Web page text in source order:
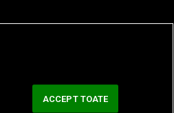
ACCEPT TOATE